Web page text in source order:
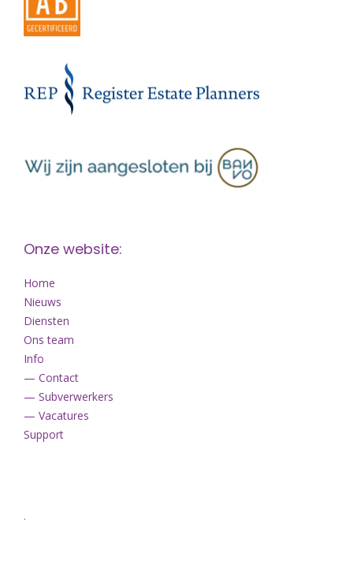
Onze website:
Home
Nieuws
Diensten
Ons team
Info
— Contact
— Subverwerkers
— Vacatures
Support
.